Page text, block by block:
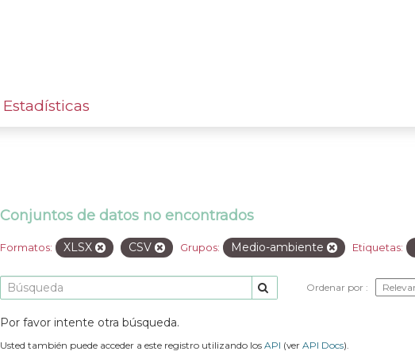
Estadísticas
Conjuntos de datos no encontrados
Formatos: XLSX CSV Grupos: Medio-ambiente Etiquetas:
Ordenar por
Por favor intente otra búsqueda.
Usted también puede acceder a este registro utilizando los API (ver API Docs).